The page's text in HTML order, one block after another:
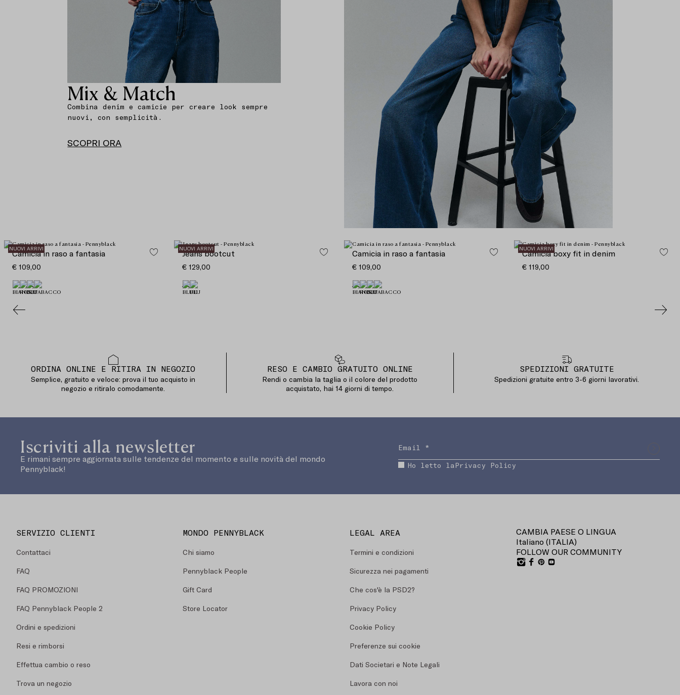
Mix & Match
Combina denim e camicie per creare look sempre
nuovi, con semplicità.
SCOPRI ORA
NUOVI ARRIVI
Camicia in raso a fantasia
€ 109,00
NUOVI ARRIVI
Jeans bootcut
€ 129,00
Camicia in raso a fantasia
€ 109,00
NUOVI ARRIVI
Camicia boxy fit in denim
€ 119,00
ORDINA ONLINE E RITIRA IN NEGOZIO
Semplice, gratuito e veloce: prova il tuo acquisto in
negozio e ritiralo comodamente.
RESO E CAMBIO GRATUITO ONLINE
Rendi o cambia la taglia o il colore del prodotto
acquistato, hai 14 giorni di tempo.
SPEDIZIONI GRATUITE
Spedizioni gratuite entro 3-6 giorni lavorativi.
Iscriviti alla newsletter
E rimani sempre aggiornata sulle tendenze del momento e sulle novità del mondo
Pennyblack!
Ho letto laPrivacy Policy
SERVIZIO CLIENTI
Contattaci
FAQ
FAQ PROMOZIONI
FAQ Pennyblack People 2
Ordini e spedizioni
Resi e rimborsi
Effettua cambio o reso
Trova un negozio
MONDO PENNYBLACK
Chi siamo
Pennyblack People
Gift Card
Store Locator
LEGAL AREA
Termini e condizioni
Sicurezza nei pagamenti
Che cos'è la PSD2?
Privacy Policy
Cookie Policy
Preferenze sui cookie
Dati Societari e Note Legali
Lavora con noi
CAMBIA PAESE O LINGUA
Italiano (ITALIA)
FOLLOW OUR COMMUNITY